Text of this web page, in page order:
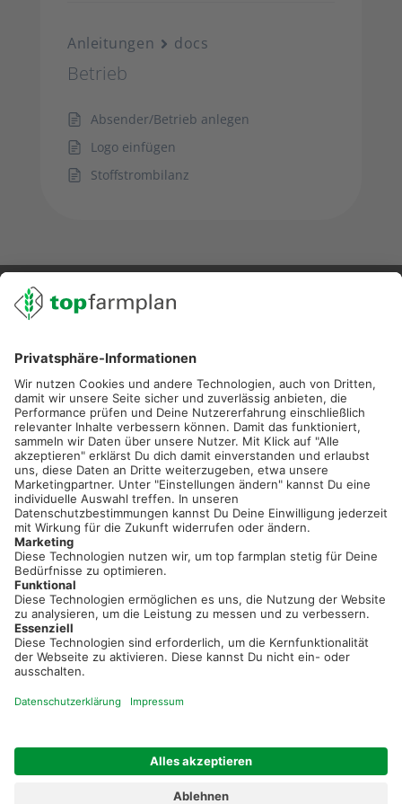
Anleitungen docs
Betrieb
Absender/Betrieb anlegen
Logo einfügen
Stoffstrombilanz
02501 801 44 84
service@topfarmplan.de
Sei immer auf dem Laufenden!
Neue Features, spannende Tipps und hilfreiche Anleitungen!
Registriere dich kostenlos!
einfach und bequem!
Kostenlos registrieren & sofort starten